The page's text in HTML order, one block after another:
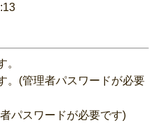
。
。(管理者パスワードが必要
パスワードが必要です)